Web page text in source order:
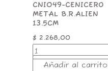
CNI049-CENICERO
METAL B.R.ALIEN
13.5CM
$ 2.268,00
Añadir al carrito